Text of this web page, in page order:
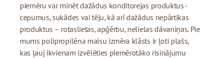
piemēru var minēt dažādus konditorejas produktus -
cepumus, sukādes vai tēju, kā arī dažādus nepārtikas
produktus – rotaslietas, apģērbu, nelielas dāvaniņas. Pie
mums polipropilēna maisu izmēra klāsts ir ļoti plašs,
kas ļauj ikvienam izvēlēties piemērotāko risinājumu